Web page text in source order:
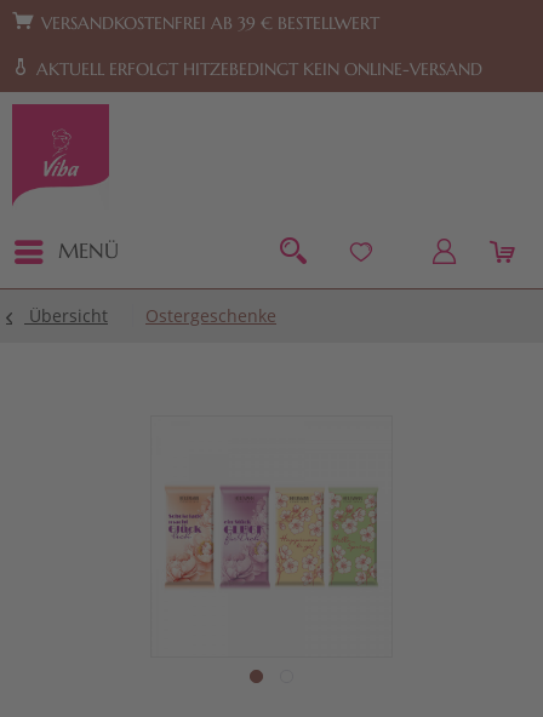
Zur Hauptnavigation springen Zum Footer springen
VERSANDKOSTENFREI AB 39 € BESTELLWERT
AKTUELL ERFOLGT HITZEBEDINGT KEIN ONLINE-VERSAND
MENÜ
Übersicht Ostergeschenke